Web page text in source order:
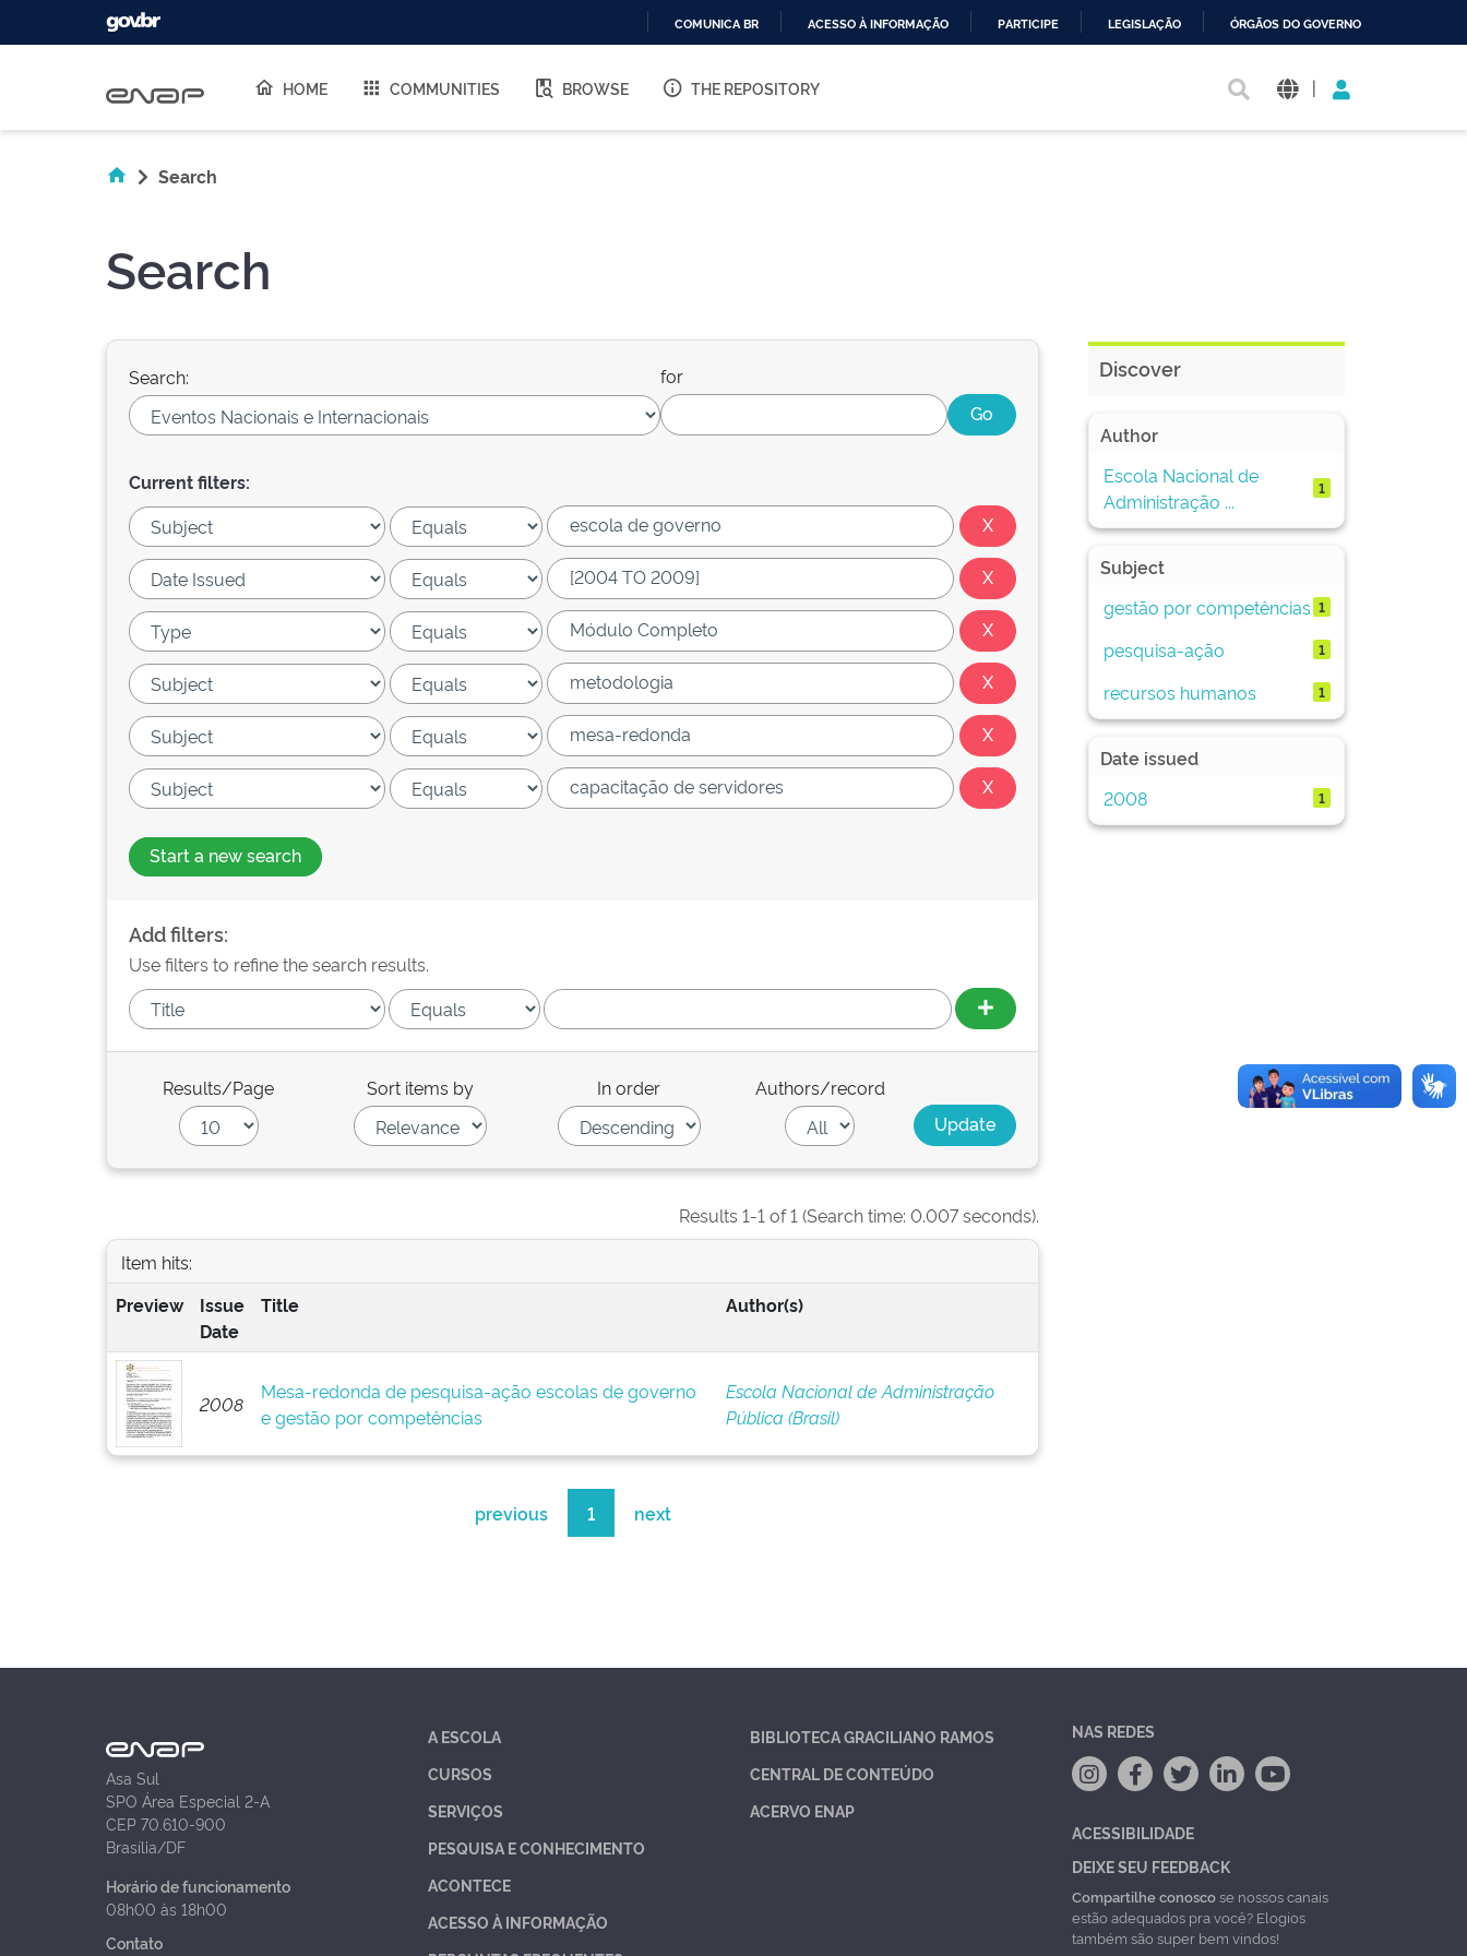
O
COMUNICA BR ACESSO À INFORMAÇÃO PARTICIPE LEGISLAÇÃO ÓRGÃOS DO GOVERNO
HOME COMMUNITIES BROWSE THE REPOSITORY |
Search
Search
Search: for
Current filters:
Start a new search
Add filters:
Use filters to refine the search results.
Results/Page Sort items by In order Authors/record
Results 1-1 of 1 (Search time: 0.007 seconds).
Item hits:
Preview
Issue
Date
Title Author(s)
2008
Mesa-redonda de pesquisa-ação escolas de governo
e gestão por competências
Escola Nacional de Administração
Pública (Brasil)
previous 1 next
Discover
Author
Escola Nacional de
Administração ...
1
Subject
gestão por competências 1
pesquisa-ação 1
recursos humanos 1
Date issued
2008
1
Asa Sul
SPO Área Especial 2-A
CEP 70.610-900
Brasília/DF
Horário de funcionamento
08h00 às 18h00
Contato
A ESCOLA
CURSOS
SERVIÇOS
PESQUISA E CONHECIMENTO
ACONTECE
ACESSO À INFORMAÇÃO
BIBLIOTECA GRACILIANO RAMOS
CENTRAL DE CONTEÚDO
ACERVO ENAP
NAS REDES
ACESSIBILIDADE
DEIXE SEU FEEDBACK
Compartilhe conoscose nossos canais
estão adequados pra você? Elogios
também são super bem vindos!